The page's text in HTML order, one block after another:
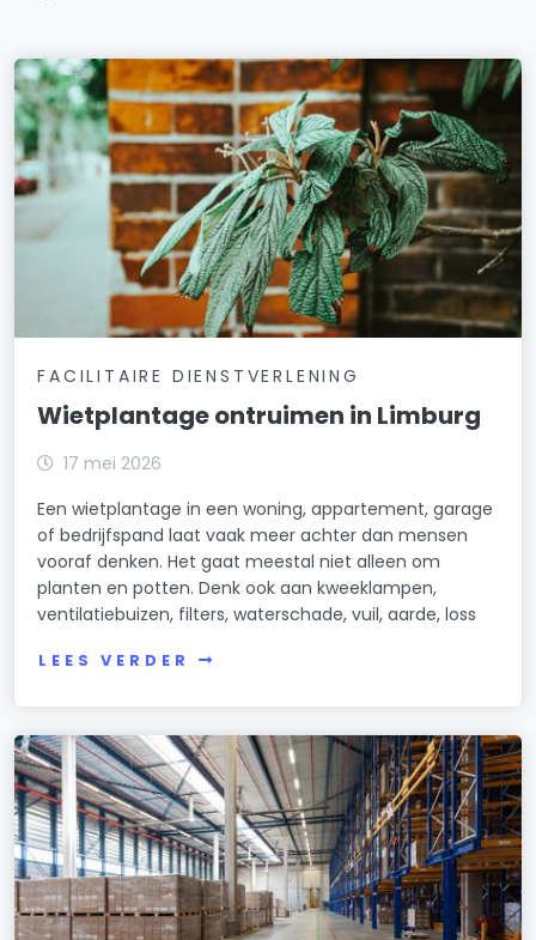
FACILITAIRE DIENSTVERLENING
Wietplantage ontruimen in Limburg
17 mei 2026
Een wietplantage in een woning, appartement, garage
of bedrijfspand laat vaak meer achter dan mensen
vooraf denken. Het gaat meestal niet alleen om
planten en potten. Denk ook aan kweeklampen,
ventilatiebuizen, filters, waterschade, vuil, aarde, loss
LEES VERDER